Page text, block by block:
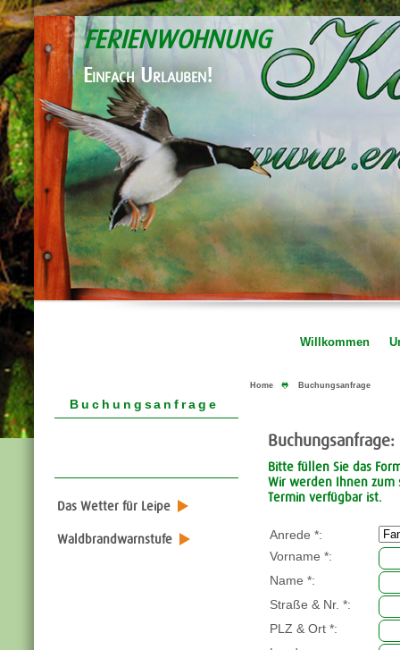
FERIENWOHNUNG
Einfach Urlauben!
Willkommen
Buchungsanfrage
Das Wetter für Leipe
Waldbrandwarnstufe
Home 🐸 Buchungsanfrage
Buchungsanfrage:
Bitte füllen Sie das
Wir werden Ihnen
Termin verfügbar ist.
Anrede *:
Vorname *:
Name *:
Straße & Nr. *:
PLZ & Ort *: